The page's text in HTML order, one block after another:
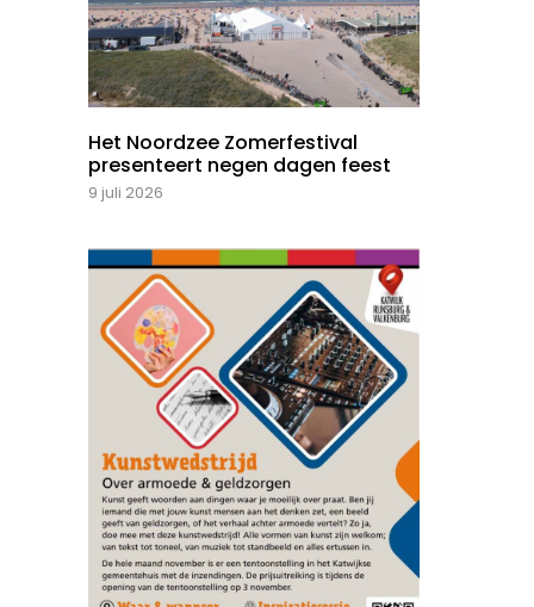
Het Noordzee Zomerfestival
presenteert negen dagen feest
9 juli 2026